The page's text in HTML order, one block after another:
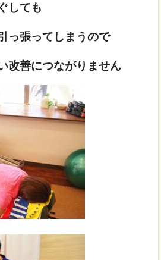
しても
っ張ってしまうので
改善につながりません